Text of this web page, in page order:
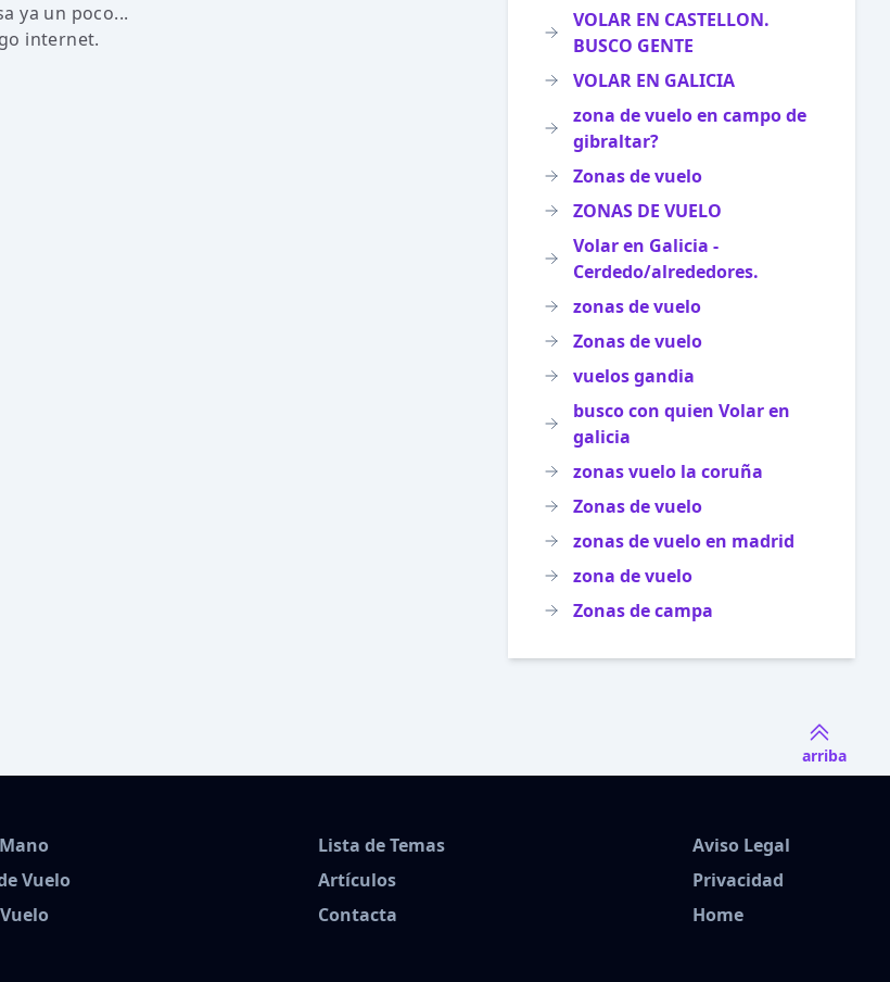
ya un poco...
internet.
VOLAR EN CASTELLON.
BUSCO GENTE
VOLAR EN GALICIA
zona de vuelo en campo de
gibraltar?
Zonas de vuelo
ZONAS DE VUELO
Volar en Galicia -
Cerdedo/alrededores.
zonas de vuelo
Zonas de vuelo
vuelos gandia
busco con quien Volar en
galicia
zonas vuelo la coruña
Zonas de vuelo
zonas de vuelo en madrid
zona de vuelo
Zonas de campa
arriba
Vuelo
Lista de Temas
Artículos
Contacta
Aviso Legal
Privacidad
Home